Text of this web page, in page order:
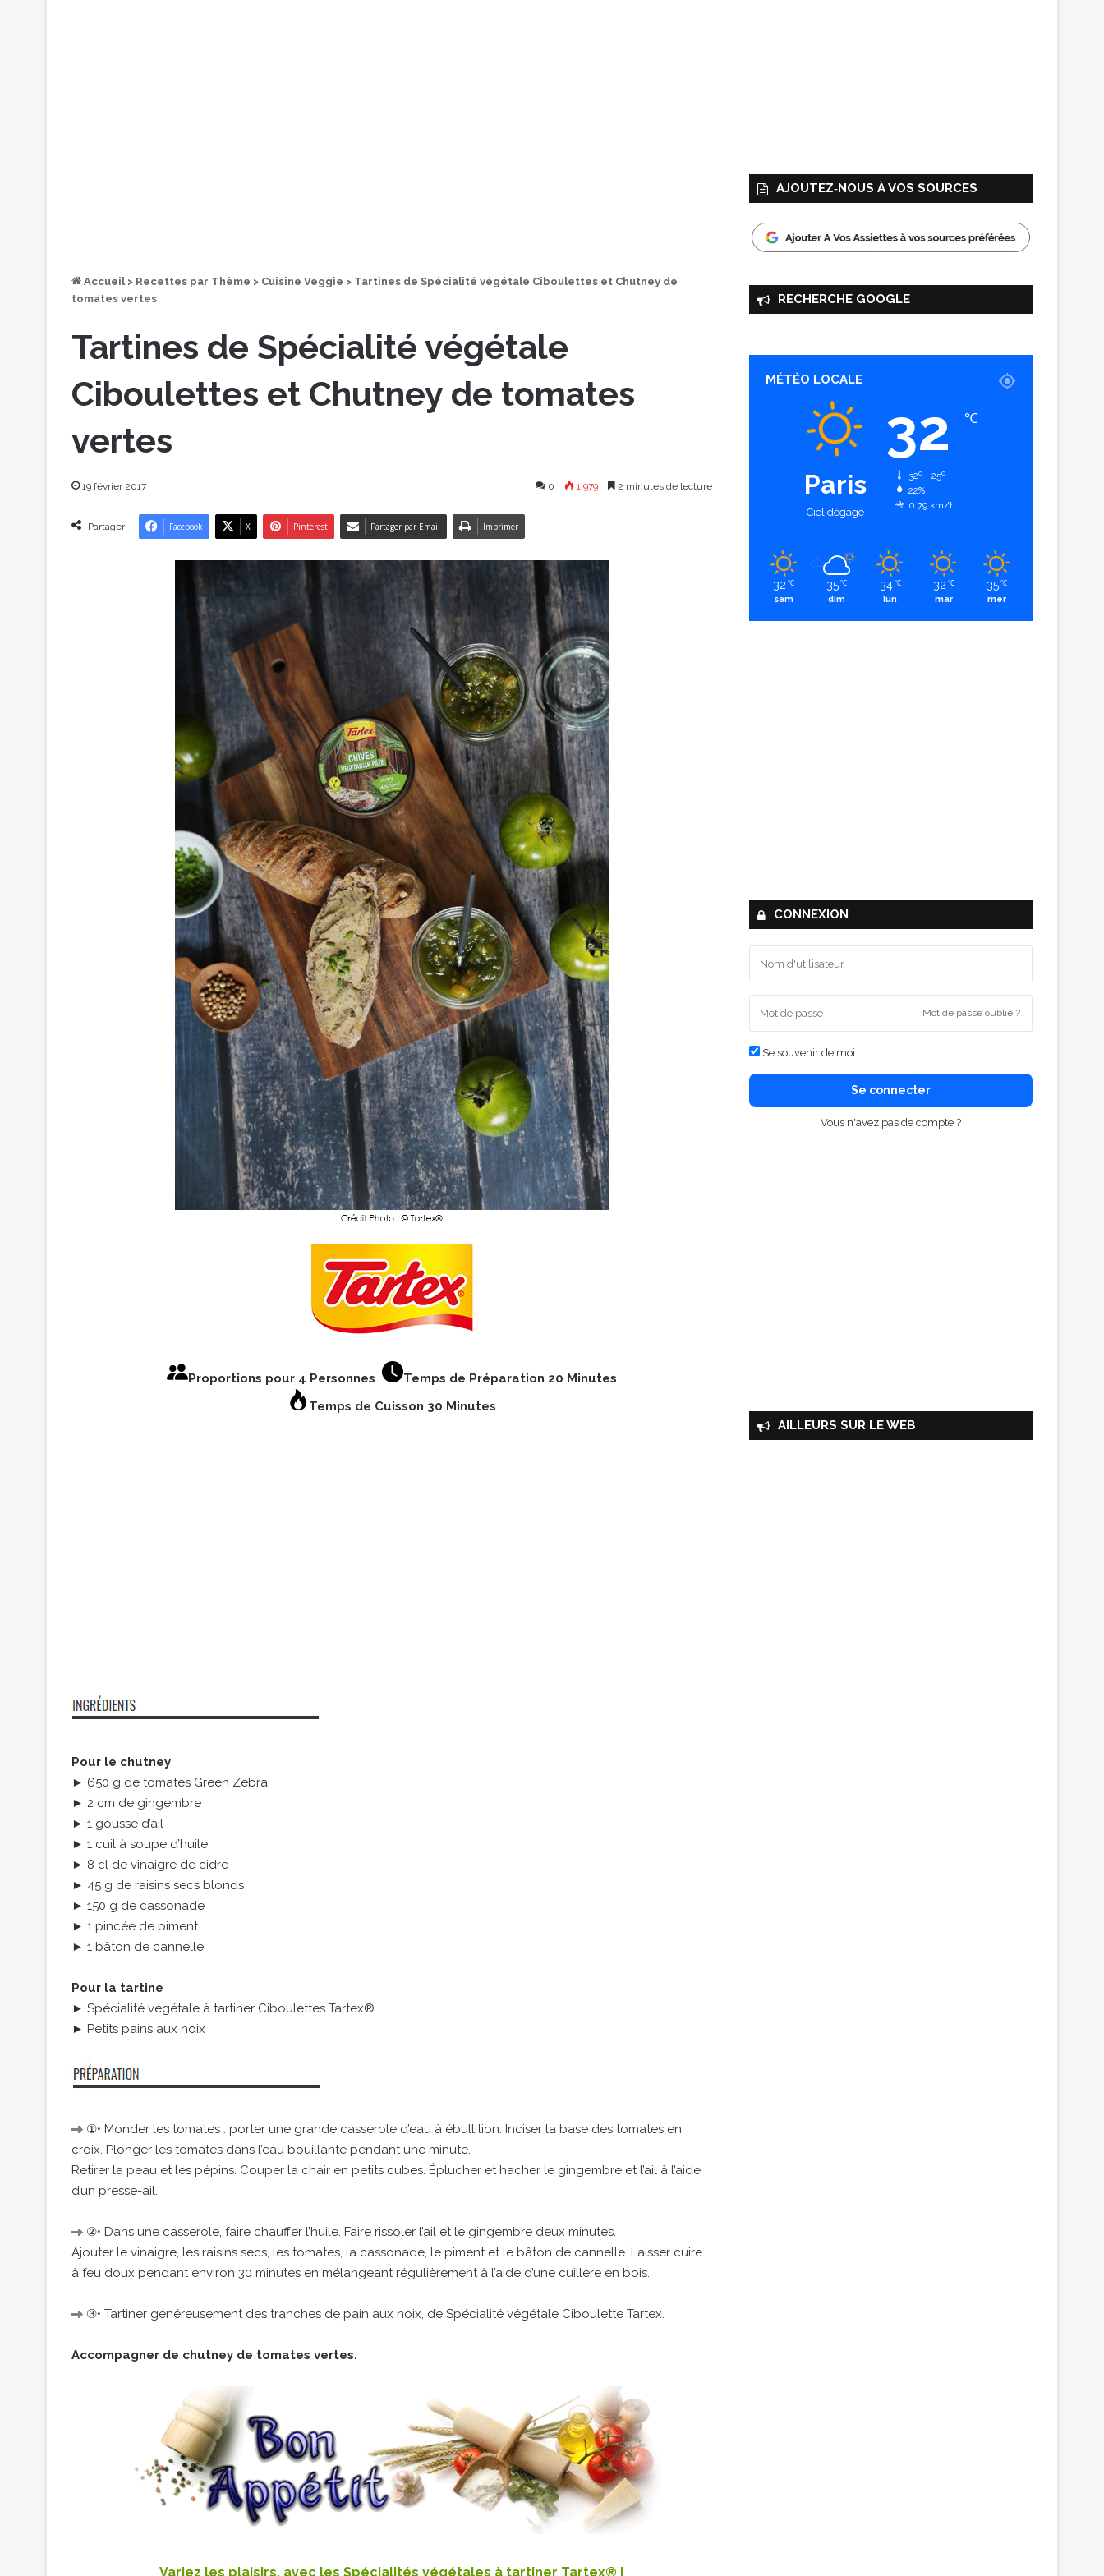
Accueil > Recettes par Thème > Cuisine Veggie > Tartines de Spécialité végétale Ciboulettes et Chutney de
tomates vertes
Tartines de Spécialité végétale
Ciboulettes et Chutney de tomates
vertes
19 février 2017 0 1 979 2 minutes de lecture
Partager Facebook X Pinterest Partager par Email Imprimer
Proportions pour 4 Personnes
Temps de Préparation 20 Minutes
Temps de Cuisson 30 Minutes
Pour le chutney
► 650 g de tomates Green Zebra
► 2 cm de gingembre
► 1 gousse d’ail
► 1 cuil à soupe d’huile
► 8 cl de vinaigre de cidre
► 45 g de raisins secs blonds
► 150 g de cassonade
► 1 pincée de piment
► 1 bâton de cannelle
Pour la tartine
► Spécialité végétale à tartiner Ciboulettes Tartex®
► Petits pains aux noix
①• Monder les tomates : porter une grande casserole d’eau à ébullition. Inciser la base des tomates en
croix. Plonger les tomates dans l’eau bouillante pendant une minute.
Retirer la peau et les pépins. Couper la chair en petits cubes. Éplucher et hacher le gingembre et l’ail à l’aide
d’un presse-ail.
②• Dans une casserole, faire chauffer l’huile. Faire rissoler l’ail et le gingembre deux minutes.
Ajouter le vinaigre, les raisins secs, les tomates, la cassonade, le piment et le bâton de cannelle. Laisser cuire
à feu doux pendant environ 30 minutes en mélangeant régulièrement à l’aide d’une cuillère en bois.
③• Tartiner généreusement des tranches de pain aux noix, de Spécialité végétale Ciboulette Tartex.
Accompagner de chutney de tomates vertes.
Variez les plaisirs, avec les Spécialités végétales à tartiner Tartex® !
AJOUTEZ‑NOUS À VOS SOURCES
RECHERCHE GOOGLE
MÉTÉO LOCALE
Paris
Ciel dégagé
32 ℃
32º - 25º
22%
0.79 km/h
32 ℃
sam
35 ℃
dim
34 ℃
lun
32 ℃
mar
35 ℃
mer
CONNEXION
Mot de passe oublié ?
Se souvenir de moi
Se connecter
Vous n'avez pas de compte ?
AILLEURS SUR LE WEB